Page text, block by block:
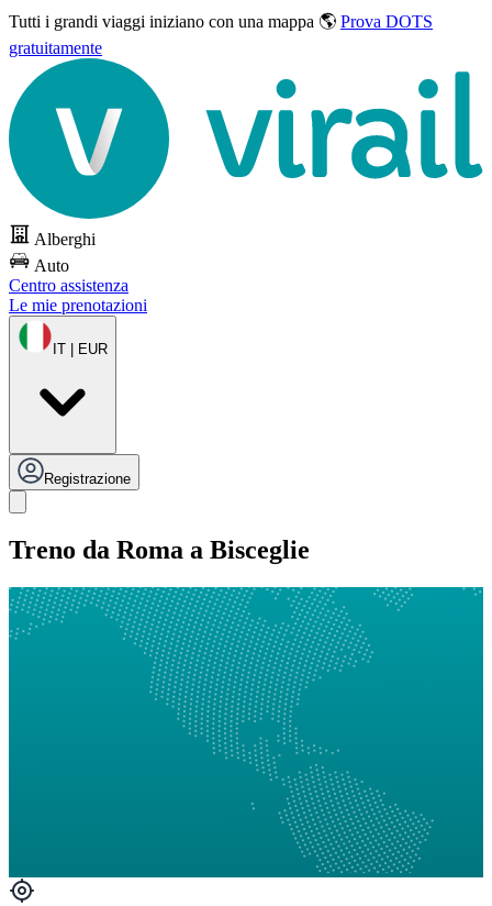
Tutti i grandi viaggi iniziano con una mappa 🌎 Prova DOTS
gratuitamente
Alberghi
Auto
Centro assistenza
Le mie prenotazioni
IT | EUR
Registrazione
Treno da Roma a Bisceglie